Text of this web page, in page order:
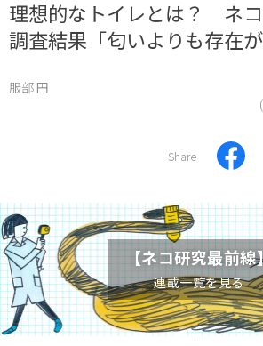
理想的なトイレとは？ ネ
調査結果「匂いよりも存在が
服部 円
Share
【ネコ研究最前線
連載一覧を見る